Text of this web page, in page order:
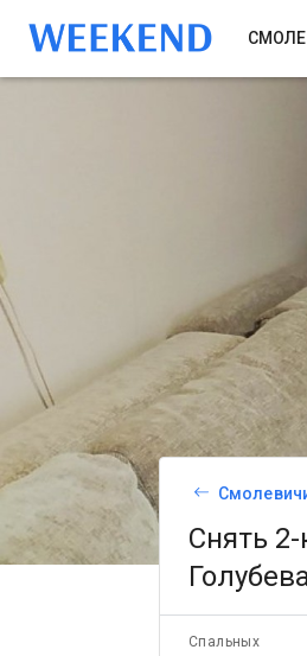
Снять
Спальных